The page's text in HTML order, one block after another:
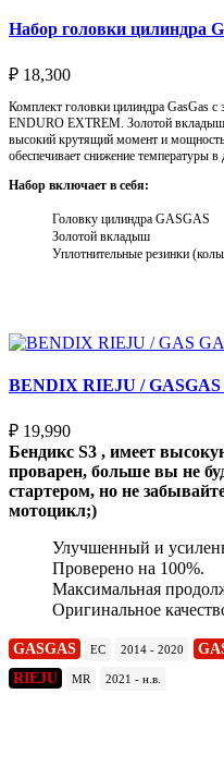
Набор головки цилиндра
₽ 18,300
Комплект головки цилиндра GasGas
ENDURO EXTREM. Золотой вкладыш
высокий крутящий момент и
обеспечивает снижение температуры
Набор включает в себя:
Головку цилиндра GASGAS
Золотой вкладыш
Уплотнительные резинки
BENDIX RIEJU /
₽ 19,990
Бендикс S3 , имеет
проварен, больше вы не
стартером, но не
мотоцикл;)
Улучшенный и
Проверено на 100%.
Максимальная
Оригинальное
GASGAS EC 2014 - 2020
RIEJU MR 2021 - н.в.